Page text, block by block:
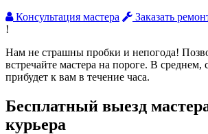
Консультация мастера
Заказать
!
Нам не страшны пробки и непогода!
встречайте мастера на пороге. В среднем,
прибудет к вам в течение часа.
Бесплатный выезд
курьера